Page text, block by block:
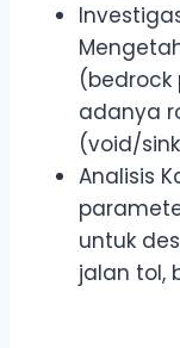
adanya
(void/
Analisis
untuk
jalan tol,